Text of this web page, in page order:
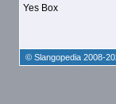
Yes Box
© Slangopedia 2008-